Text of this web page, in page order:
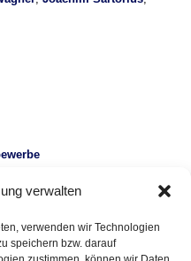
verwalten
verwenden wir Technologien
speichern bzw. darauf